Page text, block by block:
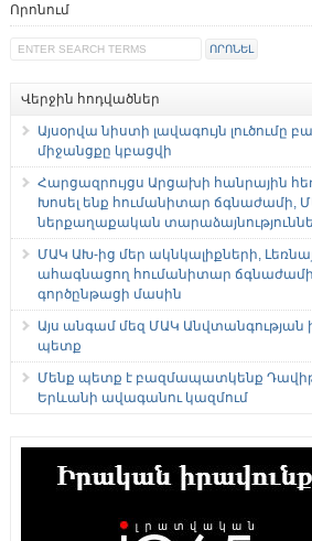
Որոնում
Վերջին հոդվածներ
Այսօրվա նիստի լավագույն լուծումը
միջանցքը կբացվի
Հարցազրույցս Արցախի հանրային
Խոսել ենք հումանիտար ճգնաժամի,
ներքաղաքական
ՄԱԿ ԱԽ-ից մեր ակնկալիքների,
ահագնացող հումանիտար
գործընթացի մասին
Այս անգամ մեզ ՄԱԿ
պետք
Մենք պետք է բազմապատկենք
Երևանի ավագանու կազմում